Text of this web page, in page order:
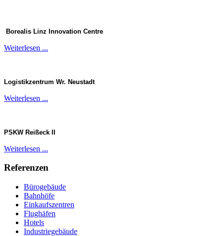
Borealis Linz Innovation Centre
Weiterlesen ...
Logistikzentrum Wr. Neustadt
Weiterlesen ...
PSKW Reißeck II
Weiterlesen ...
Referenzen
Bürogebäude
Bahnhöfe
Einkaufszentren
Flughäfen
Hotels
Industriegebäude